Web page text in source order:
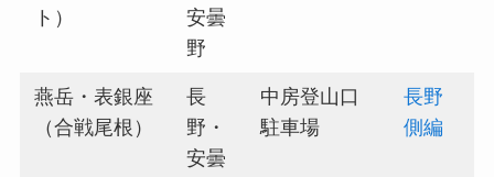
ト）
安曇
野
燕岳・表銀座
（合戦尾根）
長
野・
安曇
中房登山口
駐車場
長野
側編